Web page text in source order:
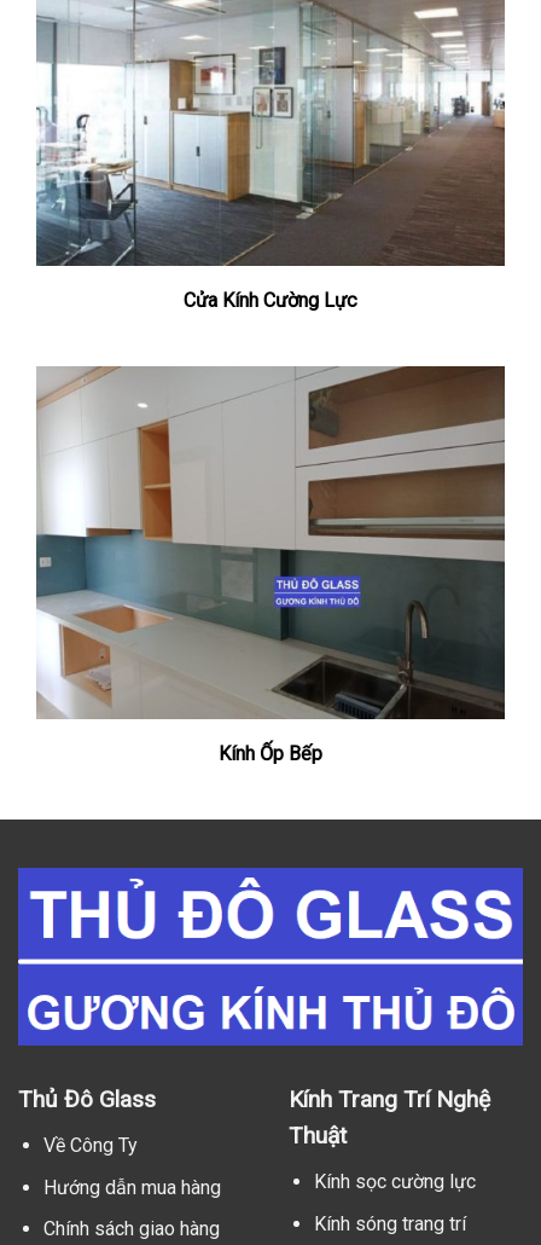
Cửa Kính Cường Lực
Kính Ốp Bếp
Thủ Đô Glass
Về Công Ty
Hướng dẫn mua hàng
Chính sách giao hàng
Kính Trang Trí Nghệ
Thuật
Kính sọc cường lực
Kính sóng trang trí